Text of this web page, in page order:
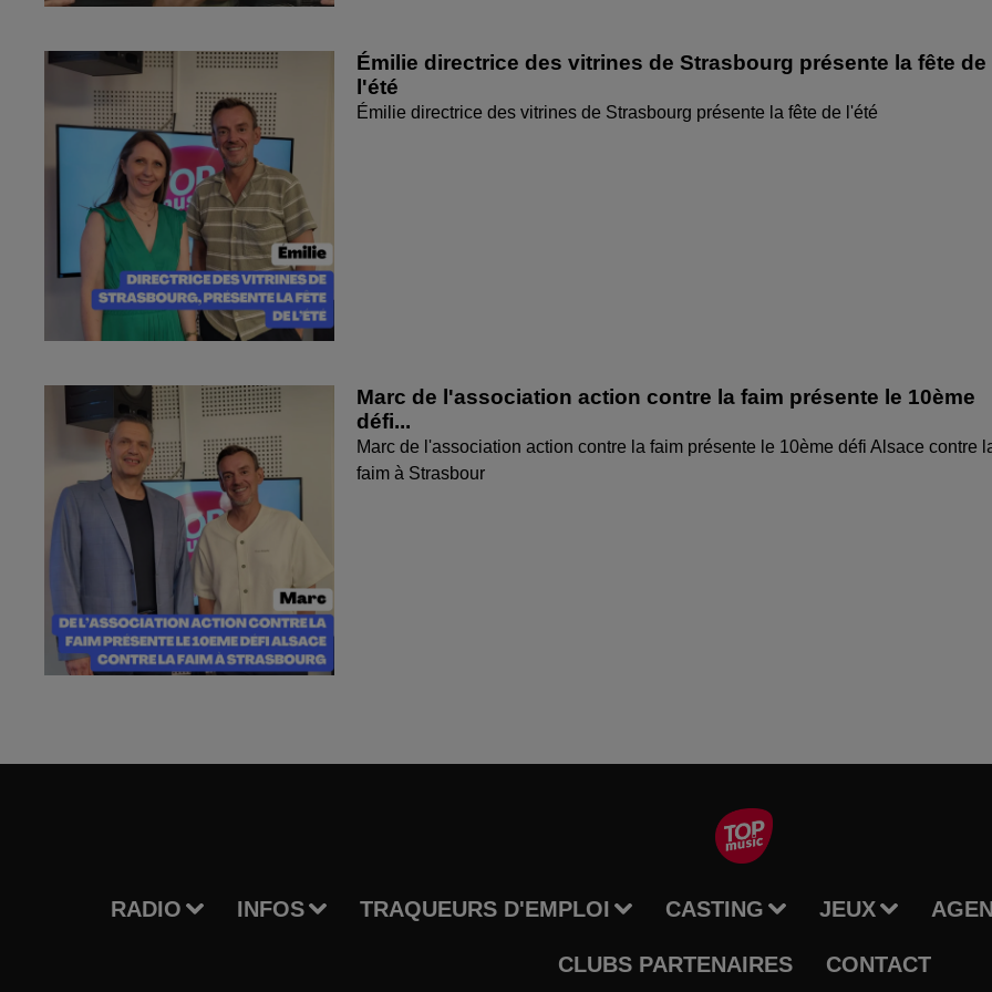
Émilie directrice des vitrines de Strasbourg présente la fête de
l'été
Émilie directrice des vitrines de Strasbourg présente la fête de l'été
Marc de l'association action contre la faim présente le 10ème
défi...
Marc de l'association action contre la faim présente le 10ème défi Alsace contre
faim à Strasbour
RADIO INFOS TRAQUEURS D'EMPLOI CASTING JEUX
CLUBS PARTENAIRES CONTACT